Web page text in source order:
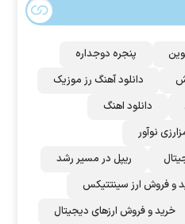
پنجره دوجداره
دانلود آهنگ رز‌ موزیک
دانلود اهنگ
نوآور
ریپل در مسیر رشد
و فروش ارز سینتتیکس
خرید و فروش ارزهای دیجیتال